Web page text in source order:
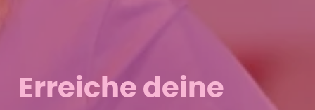
Erreiche deine